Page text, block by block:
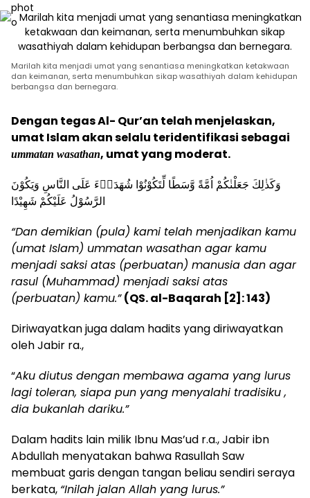
Marilah kita menjadi umat yang senantiasa meningkatkan ketakwaan
dan keimanan, serta menumbuhkan sikap wasathiyah dalam kehidupan
berbangsa dan bernegara.
Dengan tegas Al- Qur’an telah menjelaskan,
umat Islam akan selalu teridentifikasi sebagai
ummatan wasathan, umat yang moderat.
وَكَذٰلِكَ جَعَلْنٰكُمْ اُمَّةً وَّسَطًا لِّتَكُوْنُوْا شُهَدَاۤءَ عَلَى النَّاسِ وَيَكُوْنَ
الرَّسُوْلُ عَلَيْكُمْ شَهِيْدًا
“Dan demikian (pula) kami telah menjadikan kamu
(umat Islam) ummatan wasathan agar kamu
menjadi saksi atas (perbuatan) manusia dan agar
rasul (Muhammad) menjadi saksi atas
(perbuatan) kamu.” (QS. al-Baqarah [2]: 143)
Diriwayatkan juga dalam hadits yang diriwayatkan
oleh Jabir ra.,
“Aku diutus dengan membawa agama yang lurus
lagi toleran, siapa pun yang menyalahi tradisiku ,
dia bukanlah dariku.”
Dalam hadits lain milik Ibnu Mas’ud r.a., Jabir ibn
Abdullah menyatakan bahwa Rasullah Saw
membuat garis dengan tangan beliau sendiri seraya
berkata, “Inilah jalan Allah yang lurus.”